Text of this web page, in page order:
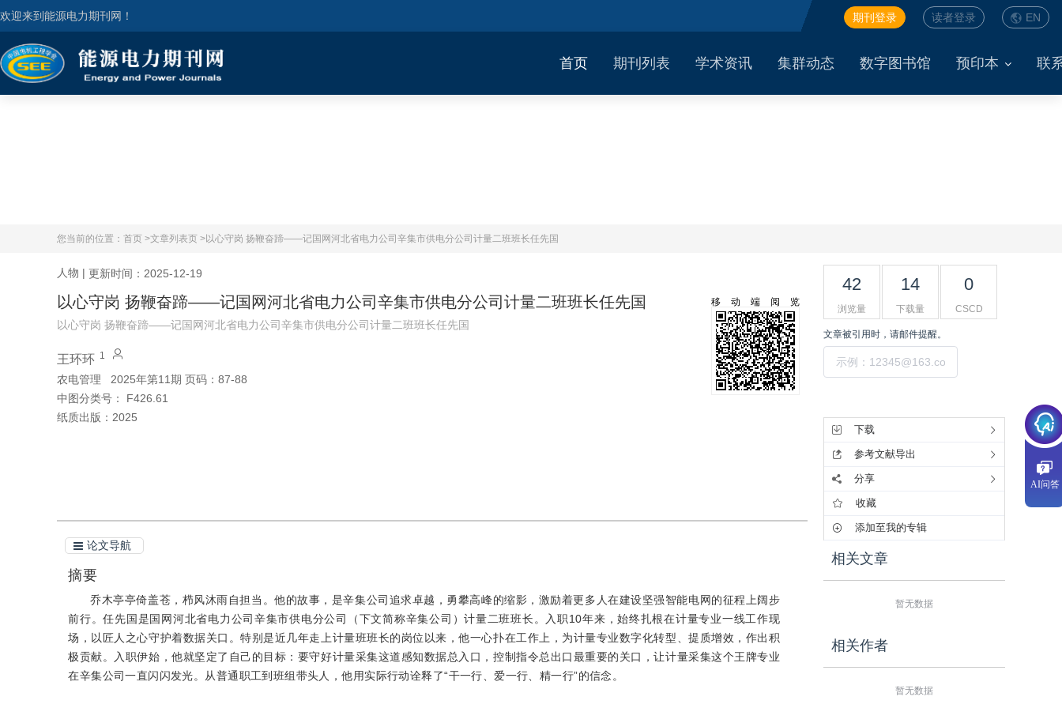
欢迎来到能源电力期刊网！ EN
读者登录
期刊登录
首页 期刊列表 学术资讯 集群动态 数字图书馆 预印本 联
您当前的位置： 首页 >文章列表页 >以心守岗 扬鞭奋蹄——记国网河北省电力公司辛集市供电分公司计量二班班长任先国
人物 | 更新时间：2025-12-19
以心守岗 扬鞭奋蹄——记国网河北省电力公司辛集市供电分公司计量二班班长任先国
以心守岗 扬鞭奋蹄——记国网河北省电力公司辛集市供电分公司计量二班班长任先国
王环环 1
农电管理
2025年第11期 页码：87-88
中图分类号：
F426.61
纸质出版： 2025
移动端阅览
论文导航
摘要
乔木亭亭倚盖苍，栉风沐雨自担当。他的故事，是辛集公司追求卓越，勇攀高峰的缩影，激励着更多人在建设坚强智能电网的征程上阔步
前行。任先国是国网河北省电力公司辛集市供电分公司（下文简称辛集公司）计量二班班长。入职10年来，始终扎根在计量专业一线工作现
场，以匠人之心守护着数据关口。特别是近几年走上计量班班长的岗位以来，他一心扑在工作上，为计量专业数字化转型、提质增效，作出积
极贡献。入职伊始，他就坚定了自己的目标：要守好计量采集这道感知数据总入口，控制指令总出口最重要的关口，让计量采集这个王牌专业
在辛集公司一直闪闪发光。从普通职工到班组带头人，他用实际行动诠释了“干一行、爱一行、精一行”的信念。
42
浏览量
14
下载量
0
CSCD
文章被引用时，请邮件提醒。
下载
参考文献导出
分享
收藏
添加至我的专辑
相关文章
暂无数据
相关作者
暂无数据
AI问答